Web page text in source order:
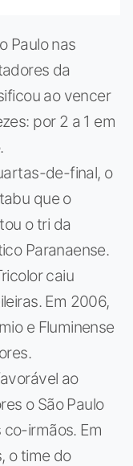
Paulo nas
da
ao vencer
por 2 a 1 em
de-final, o
que o
o tri da
Paranaense.
caiu
Em 2006,
e Fluminense
ao
o São Paulo
irmãos. Em
o time do